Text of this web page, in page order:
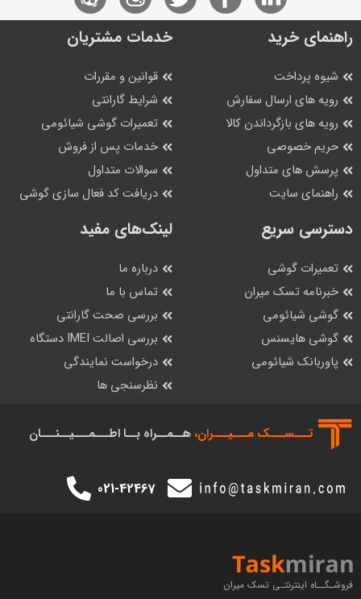
راهنمای خرید
شیوه پرداخت
رویه های ارسال سفارش
رویه های بازگرداندن کالا
حریم خصوصی
پرسش های متداول
راهنمای سایت
خدمات مشتریان
قوانین و مقررات
شرایط گارانتی
تعمیرات گوشی شیائومی
خدمات پس از فروش
سوالات متداول
دریافت کد فعال سازی گوشی
دسترسی سریع
تعمیرات گوشی
خبرنامه تسک میران
گوشی شیائومی
گوشی هایسنس
پاوربانک شیائومی
لینک‌های مفید
درباره ما
تماس با ما
بررسی صحت گارانتی
بررسی اصالت IMEI دستگاه
درخواست نمایندگی
نظرسنجی ها
تـــســـک‌ مـــیـــران، هــمــراه بــا اطـــمـــیــنـــان
021-42467
فروشـگــاه اینترنتـی تسک میران